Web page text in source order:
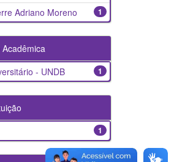
1
Adriano Moreno
1
- UNDB
1